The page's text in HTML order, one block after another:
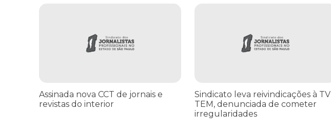
Assinada nova CCT de jornais e
revistas do interior
Sindicato leva reivindicações à TV
TEM, denunciada de cometer
irregularidades